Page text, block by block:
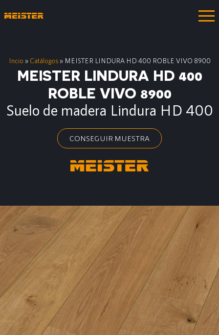
Incio » Catálogos» MEISTER LINDURA HD 400 ROBLE VIVO 8900
MEISTER LINDURA HD 400
ROBLE VIVO 8900
Suelo de madera Lindura HD 400
CONSEGUIR MUESTRA